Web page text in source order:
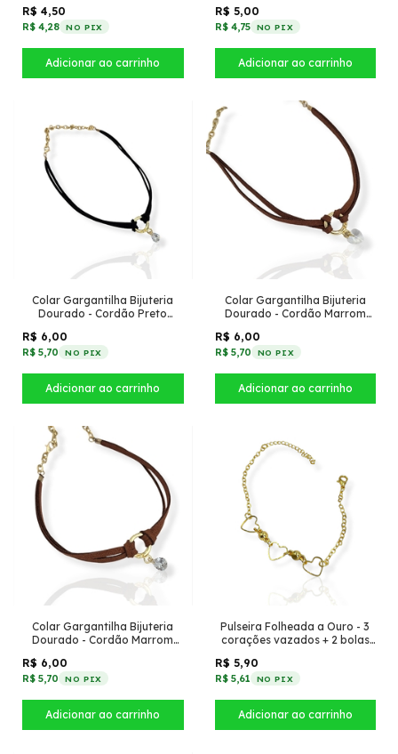
R$ 4,50
R$ 4,28 NO PIX
R$ 5,00
R$ 4,75 NO PIX
Colar Gargantilha Bijuteria
Dourado - Cordão Preto
R$ 6,00
R$ 5,70 NO PIX
Colar Gargantilha Bijuteria
Dourado - Cordão Marrom
R$ 6,00
R$ 5,70 NO PIX
Colar Gargantilha Bijuteria
Dourado - Cordão Marrom
R$ 6,00
R$ 5,70 NO PIX
Pulseira Folheada a Ouro - 3
corações vazados + 2 bolas
R$ 5,90
R$ 5,61 NO PIX